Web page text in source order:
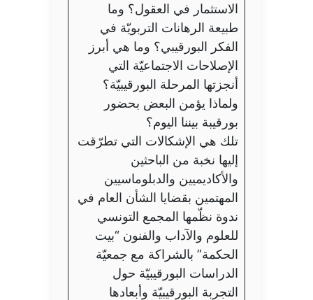
الاستثمار في العقول؟ وما
طبيعة الرهانات التربويّة في
الفكر البورقيبي؟ وما هي أبرز
الإصلاحات الاجتماعيّة التي
أنجزتها المرحلة البورقيبيّة؟
ولماذا يؤمن البعض بحضور
بورقيبة بيننا اليوم؟
تلك هي الإشكالات التي تطرّقت
إليها نخبة من الباحثين
والأكاديميين والدبلوماسيين
المهتمين بقضايا الشأن العام في
ندوة نظّمها المجمع التونسي
للعلوم والآداب والفنون “بيت
الحكمة” بالشراكة مع جمعيّة
الدراسات البورقيبيّة حول
التجربة البورقيبيّة وأبعادها